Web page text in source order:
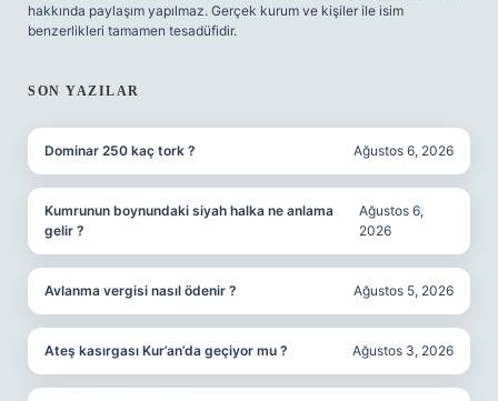
hakkında paylaşım yapılmaz. Gerçek kurum ve kişiler ile isim
benzerlikleri tamamen tesadüfidir.
SON YAZILAR
Dominar 250 kaç tork ? Ağustos 6, 2026
Kumrunun boynundaki siyah halka ne anlama
gelir ?
Ağustos 6,
2026
Avlanma vergisi nasıl ödenir ? Ağustos 5, 2026
Ateş kasırgası Kur’an’da geçiyor mu ? Ağustos 3, 2026